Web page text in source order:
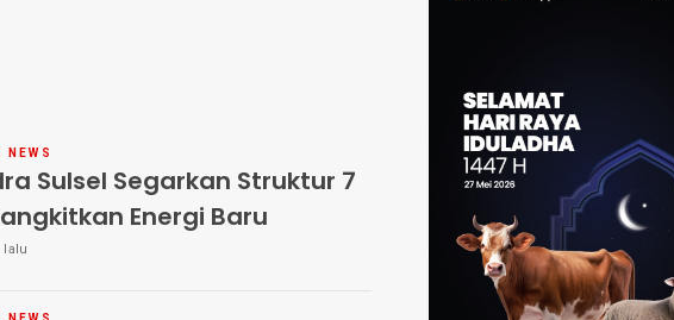
NEWS
Sulsel Segarkan Struktur 7
Energi Baru
lalu